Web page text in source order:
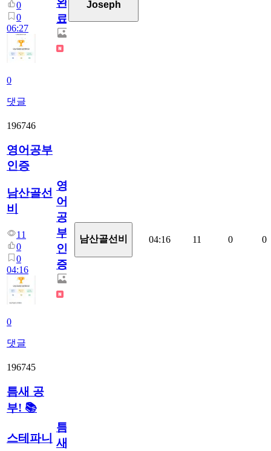
0
0
06:27
0
댓글
완
료
Joseph
196746
영어공부
인증
남산골선
비
11
0
0
04:16
0
댓글
영
어
공
부
인
증
남산골선비 04:16 11 0 0
196745
틈새 공
부! 📚
스테파니
틈
새